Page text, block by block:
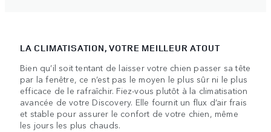
LA CLIMATISATION, VOTRE MEILLEUR ATOUT
Bien qu’il soit tentant de laisser votre chien passer sa tête
par la fenêtre, ce n’est pas le moyen le plus sûr ni le plus
efficace de le rafraîchir. Fiez-vous plutôt à la climatisation
avancée de votre Discovery. Elle fournit un flux d’air frais
et stable pour assurer le confort de votre chien, même
les jours les plus chauds.